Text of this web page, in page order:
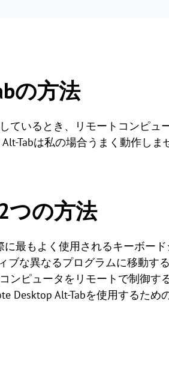
の方法
ているとき、リモートコンピュ
Tabは私の場合うまく動作しま
つの方法
最もよく使用されるキーボード
ブな異なるプログラムに移動す
ンピュータをリモートで制御す
Desktop Alt-Tabを使用するため